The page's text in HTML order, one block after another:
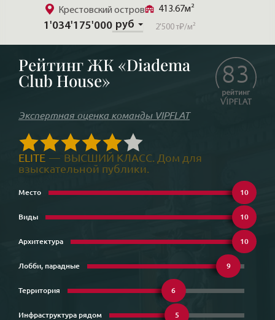
приобретения объекта и получить зеркальные
гарантии от продавца, что объект будет продан
именно ему. В элитной недвижимости встречаются
абсолютно различные варианты — всё
индивидуально.
1'034'175'000 руб 2'500 т₽/м²
413.67м²
Крестовский остров
Рейтинг ЖК «Diadema
Club House»
Экспертная оценка команды VIPFLAT
83
ELITE — ВЫСШИЙ КЛАСС. Дом для
взыскательной публики.
Место 10
Виды 10
Архитектура 10
Лобби, парадные 9
Территория 6
Инфраструктура рядом 5